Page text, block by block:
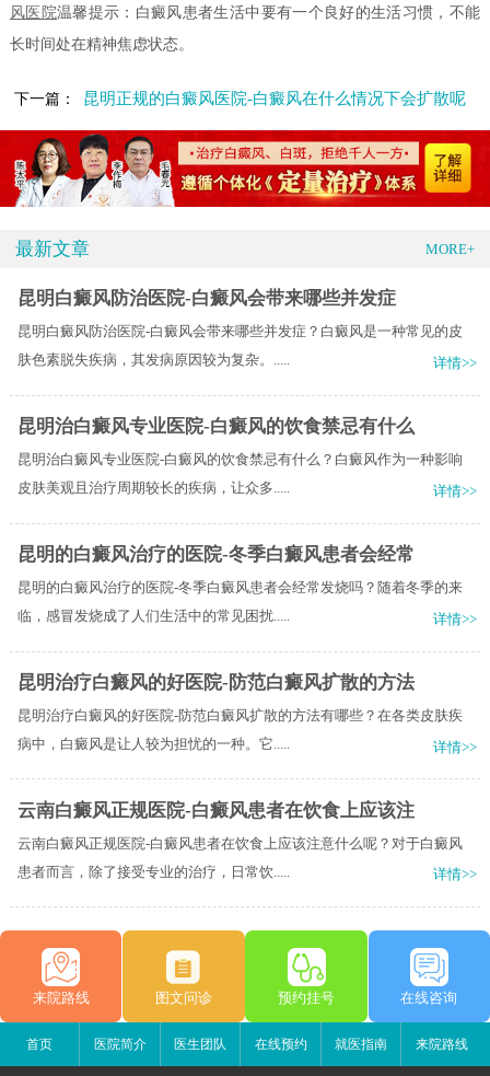
风医院温馨提示：白癜风患者生活中要有一个良好的生活习惯，不能
长时间处在精神焦虑状态。
下一篇： 昆明正规的白癜风医院-白癜风在什么情况下会扩散呢
最新文章 MORE+
昆明白癜风防治医院-白癜风会带来哪些并发症
昆明白癜风防治医院-白癜风会带来哪些并发症？白癜风是一种常见的皮
肤色素脱失疾病，其发病原因较为复杂。.....
详情>>
昆明治白癜风专业医院-白癜风的饮食禁忌有什么
昆明治白癜风专业医院-白癜风的饮食禁忌有什么？白癜风作为一种影响
皮肤美观且治疗周期较长的疾病，让众多.....
详情>>
昆明的白癜风治疗的医院-冬季白癜风患者会经常
昆明的白癜风治疗的医院-冬季白癜风患者会经常发烧吗？随着冬季的来
临，感冒发烧成了人们生活中的常见困扰.....
详情>>
昆明治疗白癜风的好医院-防范白癜风扩散的方法
昆明治疗白癜风的好医院-防范白癜风扩散的方法有哪些？在各类皮肤疾
病中，白癜风是让人较为担忧的一种。它.....
详情>>
云南白癜风正规医院-白癜风患者在饮食上应该注
云南白癜风正规医院-白癜风患者在饮食上应该注意什么呢？对于白癜风
患者而言，除了接受专业的治疗，日常饮.....
详情>>
来院路线 图文问诊 预约挂号 在线咨询
首页 医院简介 医生团队 在线预约 就医指南 来院路线